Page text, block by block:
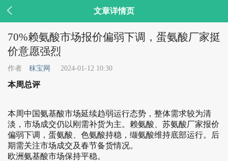
 文章详情页
70%赖氨酸市场报价偏弱下调，蛋氨酸厂家挺
价意愿强烈
作者 秣宝网 2024-01-12 10:30
本周总评
本周中国氨基酸市场延续趋弱运行态势，整体需求较为清
淡，市场成交仍以刚需补货为主。赖氨酸、苏氨酸厂家报价
偏弱下调，蛋氨酸、色氨酸持稳，缬氨酸维持底部运行。后
期需关注市场成交及春节备货情况。
欧洲氨基酸市场保持平稳。